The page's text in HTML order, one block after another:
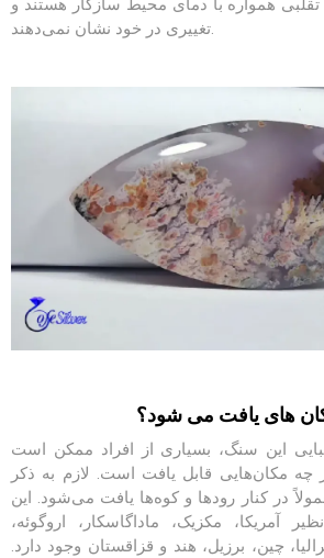
های یافت می شود؟
این سنگ، بسیار ی از افراد ممکن است
چه مکانهایی قابل یافت است. لازم به ذکر
در کنار رودها و کوهها یافت میشود. این
نظیر آمریکا، مکزیک، ماداگاسکار، اروگوئه،
چین، برزیل، هند و قزاقستان وجود دارد.